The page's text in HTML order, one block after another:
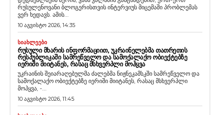
რუსულენოვანი ბლოგერისთვის ინტერვიუს მიცემაში პრობლემას
ვერ ხედავს. ამის...
10 აგვისტო 2026, 14:35
ᲡᲘᲐᲮᲚᲔᲔᲑᲘ
ᲠᲣᲡᲣᲚᲘ ᲛᲮᲐᲠᲘᲡ ᲘᲜᲤᲝᲠᲛᲐᲪᲘᲘᲗ, ᲣᲙᲠᲐᲘᲜᲔᲚᲔᲑᲛᲐ ᲗᲐᲗᲠᲔᲗᲘᲡ
ᲠᲔᲡᲞᲣᲑᲚᲘᲙᲐᲨᲘ ᲡᲐᲛᲠᲔᲬᲕᲔᲚᲝ ᲓᲐ ᲡᲐᲛᲝᲥᲐᲚᲐᲥᲝ ᲝᲑᲘᲔᲥᲢᲔᲑᲖᲔ
ᲘᲔᲠᲘᲨᲘ ᲛᲘᲘᲢᲐᲜᲔᲡ, ᲠᲐᲡᲐᲪ ᲛᲡᲮᲕᲔᲠᲞᲚᲘ ᲛᲝᲰᲧᲕᲐ
უკრაინის შეიარაღებულმა ძალებმა ნიჟნეკამსკში სამრეწველო და
სამოქალაქო ობიექტებზე იერიში მიიტანეს, რასაც მსხვერპლი
მოჰყვა, -...
10 აგვისტო 2026, 11:45